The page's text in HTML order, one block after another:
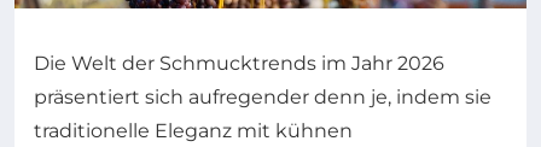
Die Welt der Schmucktrends im Jahr 2026
präsentiert sich aufregender denn je, indem sie
traditionelle Eleganz mit kühnen